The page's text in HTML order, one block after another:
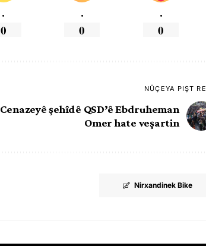
.
0
.
0
.
0
NÛÇEYA PIŞT RE
Cenazeyê şehîdê QSD’ê Ebdruheman
Omer hate veşartin
Nirxandinek Bike